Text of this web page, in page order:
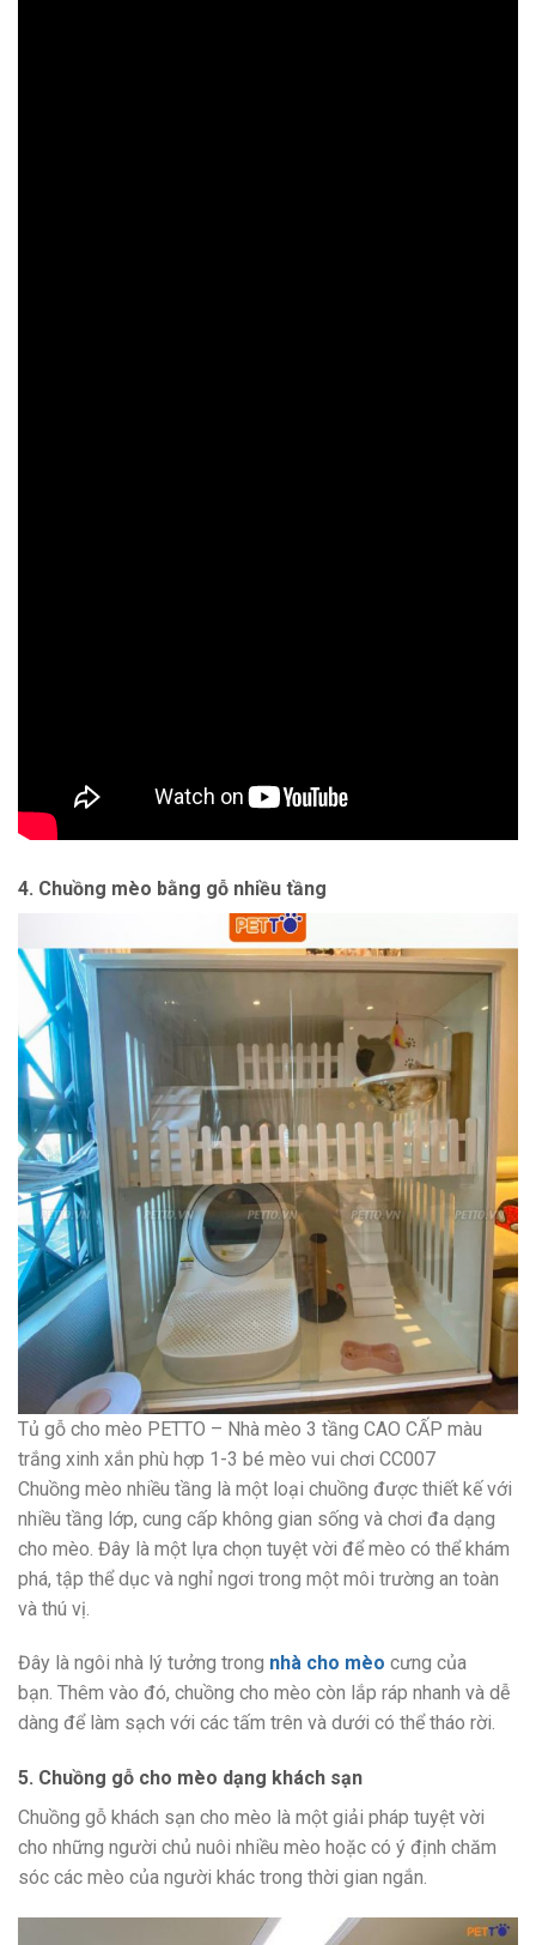
4. Chuồng mèo bằng gỗ nhiều tầng
Tủ gỗ cho mèo PETTO – Nhà mèo 3 tầng CAO CẤP màu
trắng xinh xắn phù hợp 1-3 bé mèo vui chơi CC007
Chuồng mèo nhiều tầng là một loại chuồng được thiết kế với
nhiều tầng lớp, cung cấp không gian sống và chơi đa dạng
cho mèo. Đây là một lựa chọn tuyệt vời để mèo có thể khám
phá, tập thể dục và nghỉ ngơi trong một môi trường an toàn
và thú vị.
Đây là ngôi nhà lý tưởng trong nhà cho mèo cưng của
bạn. Thêm vào đó, chuồng cho mèo còn lắp ráp nhanh và dễ
dàng để làm sạch với các tấm trên và dưới có thể tháo rời.
5. Chuồng gỗ cho mèo dạng khách sạn
Chuồng gỗ khách sạn cho mèo là một giải pháp tuyệt vời
cho những người chủ nuôi nhiều mèo hoặc có ý định chăm
sóc các mèo của người khác trong thời gian ngắn.